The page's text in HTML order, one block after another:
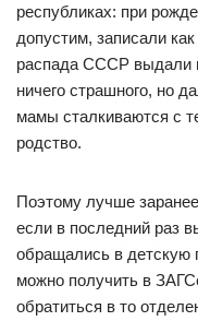
республиках: при
допустим, записали
распада СССР выдали
ничего страшного, но
мамы сталкиваются с
родство.
Поэтому лучше
если в последний раз
обращались в детскую
можно получить в
обратиться в то